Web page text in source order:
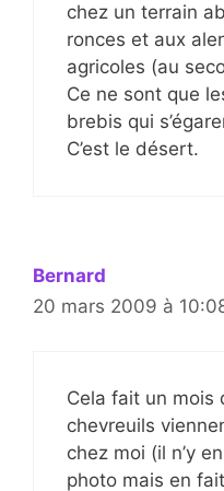
chez un terrain
ronces et aux
agricoles (au
Ce ne sont que
brebis qui
C’est le désert.
Bernard
20 mars 2009 à
Cela fait un mois
chevreuils
chez moi (il n’y
photo mais en